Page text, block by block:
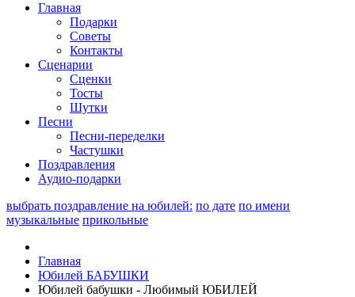
Главная
Подарки
Советы
Контакты
Сценарии
Сценки
Тосты
Шутки
Песни
Песни-переделки
Частушки
Поздравления
Аудио-подарки
выбрать поздравление на юбилей: по дате по имени
музыкальные прикольные
Главная
Юбилей БАБУШКИ
Юбилей бабушки - Любимый ЮБИЛЕЙ